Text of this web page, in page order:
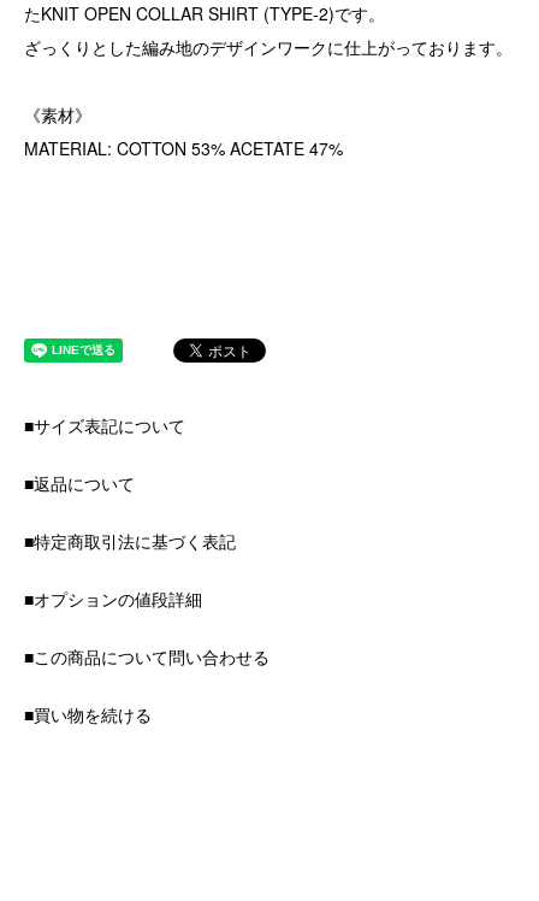
たKNIT OPEN COLLAR SHIRT (TYPE-2)です。
ざっくりとした編み地のデザインワークに仕上がっております。
《素材》
MATERIAL: COTTON 53% ACETATE 47%
■サイズ表記について
■返品について
■特定商取引法に基づく表記
■オプションの値段詳細
■この商品について問い合わせる
■買い物を続ける